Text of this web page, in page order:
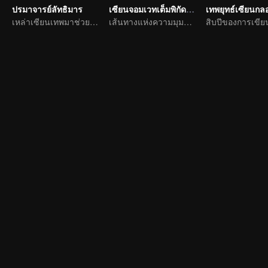
ปรมาจารย์ลัทธิมาร
เหล่าเซียนเทพมาช่วยทำลายล้างความชั่วร้ายให้กับประชาชน
เซียนจอมเวทเต็มพิกัด ซีซัน1
เส้นทางแห่งความมุมานะในการฝึกพัฒนาตนเอง
เทพยุทธ์เซียนกล